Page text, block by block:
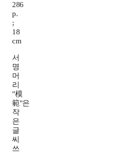
286
p.
;
18
cm
서
명
머
리
"模
範"은
작
은
글
씨
쓰